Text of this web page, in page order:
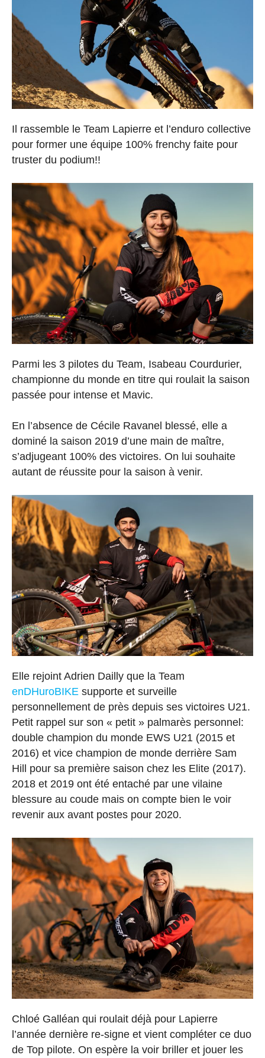
Il rassemble le Team Lapierre et l’enduro collective
pour former une équipe 100% frenchy faite pour
truster du podium!!
Parmi les 3 pilotes du Team, Isabeau Courdurier,
championne du monde en titre qui roulait la saison
passée pour intense et Mavic.
En l’absence de Cécile Ravanel blessé, elle a
dominé la saison 2019 d’une main de maître,
s’adjugeant 100% des victoires. On lui souhaite
autant de réussite pour la saison à venir.
Elle rejoint Adrien Dailly que la Team
enDHuroBIKE supporte et surveille
personnellement de près depuis ses victoires U21.
Petit rappel sur son « petit » palmarès personnel:
double champion du monde EWS U21 (2015 et
2016) et vice champion de monde derrière Sam
Hill pour sa première saison chez les Elite (2017).
2018 et 2019 ont été entaché par une vilaine
blessure au coude mais on compte bien le voir
revenir aux avant postes pour 2020.
Chloé Galléan qui roulait déjà pour Lapierre
l’année dernière re-signe et vient compléter ce duo
de Top pilote. On espère la voir briller et jouer les